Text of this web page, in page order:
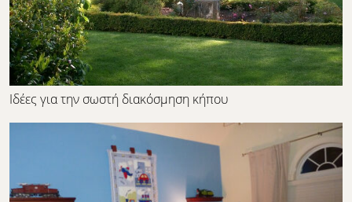
Ιδέες για την σωστή διακόσμηση κήπου